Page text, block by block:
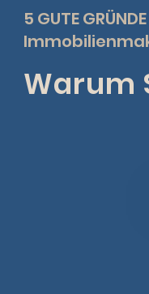
5 GUTE
Warum